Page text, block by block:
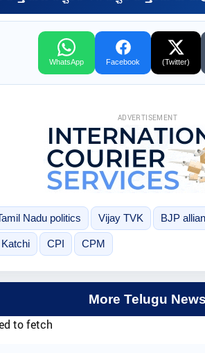
WhatsApp Facebook (Twitter)
ADVERTISEMENT
Nadu politics Vijay TVK BJP
CPI CPM
More Telugu News
to fetch